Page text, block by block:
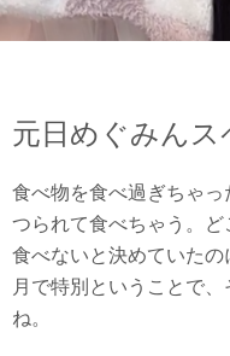
元日めぐみん
食べ物を食べ過ぎちゃ
つられて食べちゃう。
食べないと決めていた
月で特別ということで
ね。